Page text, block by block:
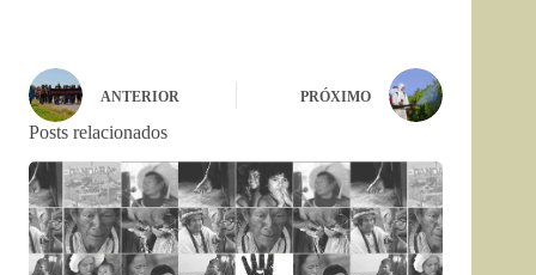
ANTERIOR PRÓXIMO
Posts relacionados